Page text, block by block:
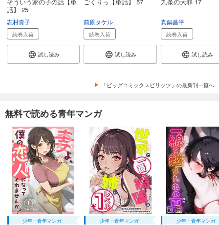
話】 25
志村貴子
続巻入荷
試し読み
前原タケル
続巻入荷
試し読み
真鍋昌平
続巻入荷
試し読み
「ビッグコミックスピリッツ」の最新刊一覧へ
無料で読める青年マンガ
少年・青年マンガ 少年・青年マンガ 少年・青年マンガ